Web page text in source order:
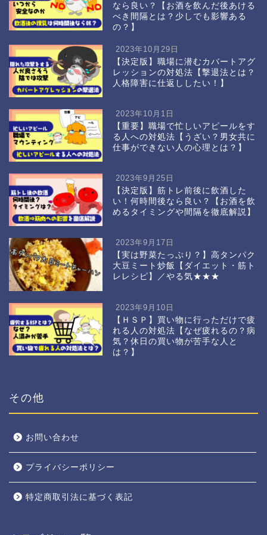
なら良い？【お酒を飲んだ後あける
べき間隔とは？少しでも影響ある
の？】
2023年10月29日
【決定版】職場に潜むカバートアグ
レッションの対処法【撃退法とは？
人格障害に仕返ししたい！】
2023年10月1日
【重要】職場で忙しいアピールをす
る人への対処法【うざい？男女共に
仕事ができない人の心理とは？】
2023年9月25日
【決定版】筋トレ前後に飲酒した
い！何時間後なら良い？【お酒を飲
めるタイミングや間隔を徹底解説】
2023年9月17日
【実は野菜たっぷり？】高タンパク
大豆ミート炒飯【ダイエット・筋ト
レレシピ】／やる気★★★
2023年9月10日
【ＨＳＰ】買い物に行っただけで疲
れる人の対処法【なぜ疲れるの？病
気？休日の買い物が苦手な人と
は？】
その他
お問い合わせ
プライバシーポリシー
特定商取引法に基づく表記